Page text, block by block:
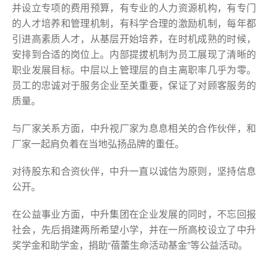
并设立专项的费用预算，有专业的人力资源机构，有专门
的人才培养和管理机制，有科学合理的激励机制，每年都
引进高素质人才，从基层开始培养，在时机成熟的时候，
安排到合适的岗位上。内部提拔机制为员工展现了清晰的
职业发展目标。中层以上管理层的自主离职率几乎为零。
员工的忠诚对于服务企业至关重要，保证了对顾客服务的
质量。
与厂家关系方面，中升视厂家为息息相关的合作伙伴，和
厂家一起肩负着在当地弘扬品牌的重任。
对待股东和合资伙伴，中升一直以诚信为原则，坚持信息
公开。
在公益事业方面，中升集团在企业发展的同时，不忘回报
社会，先后捐建两所希望小学，并在一所高校设立了中升
奖学金和助学金，捐助“蓓蕾生命活动基金”等公益活动。